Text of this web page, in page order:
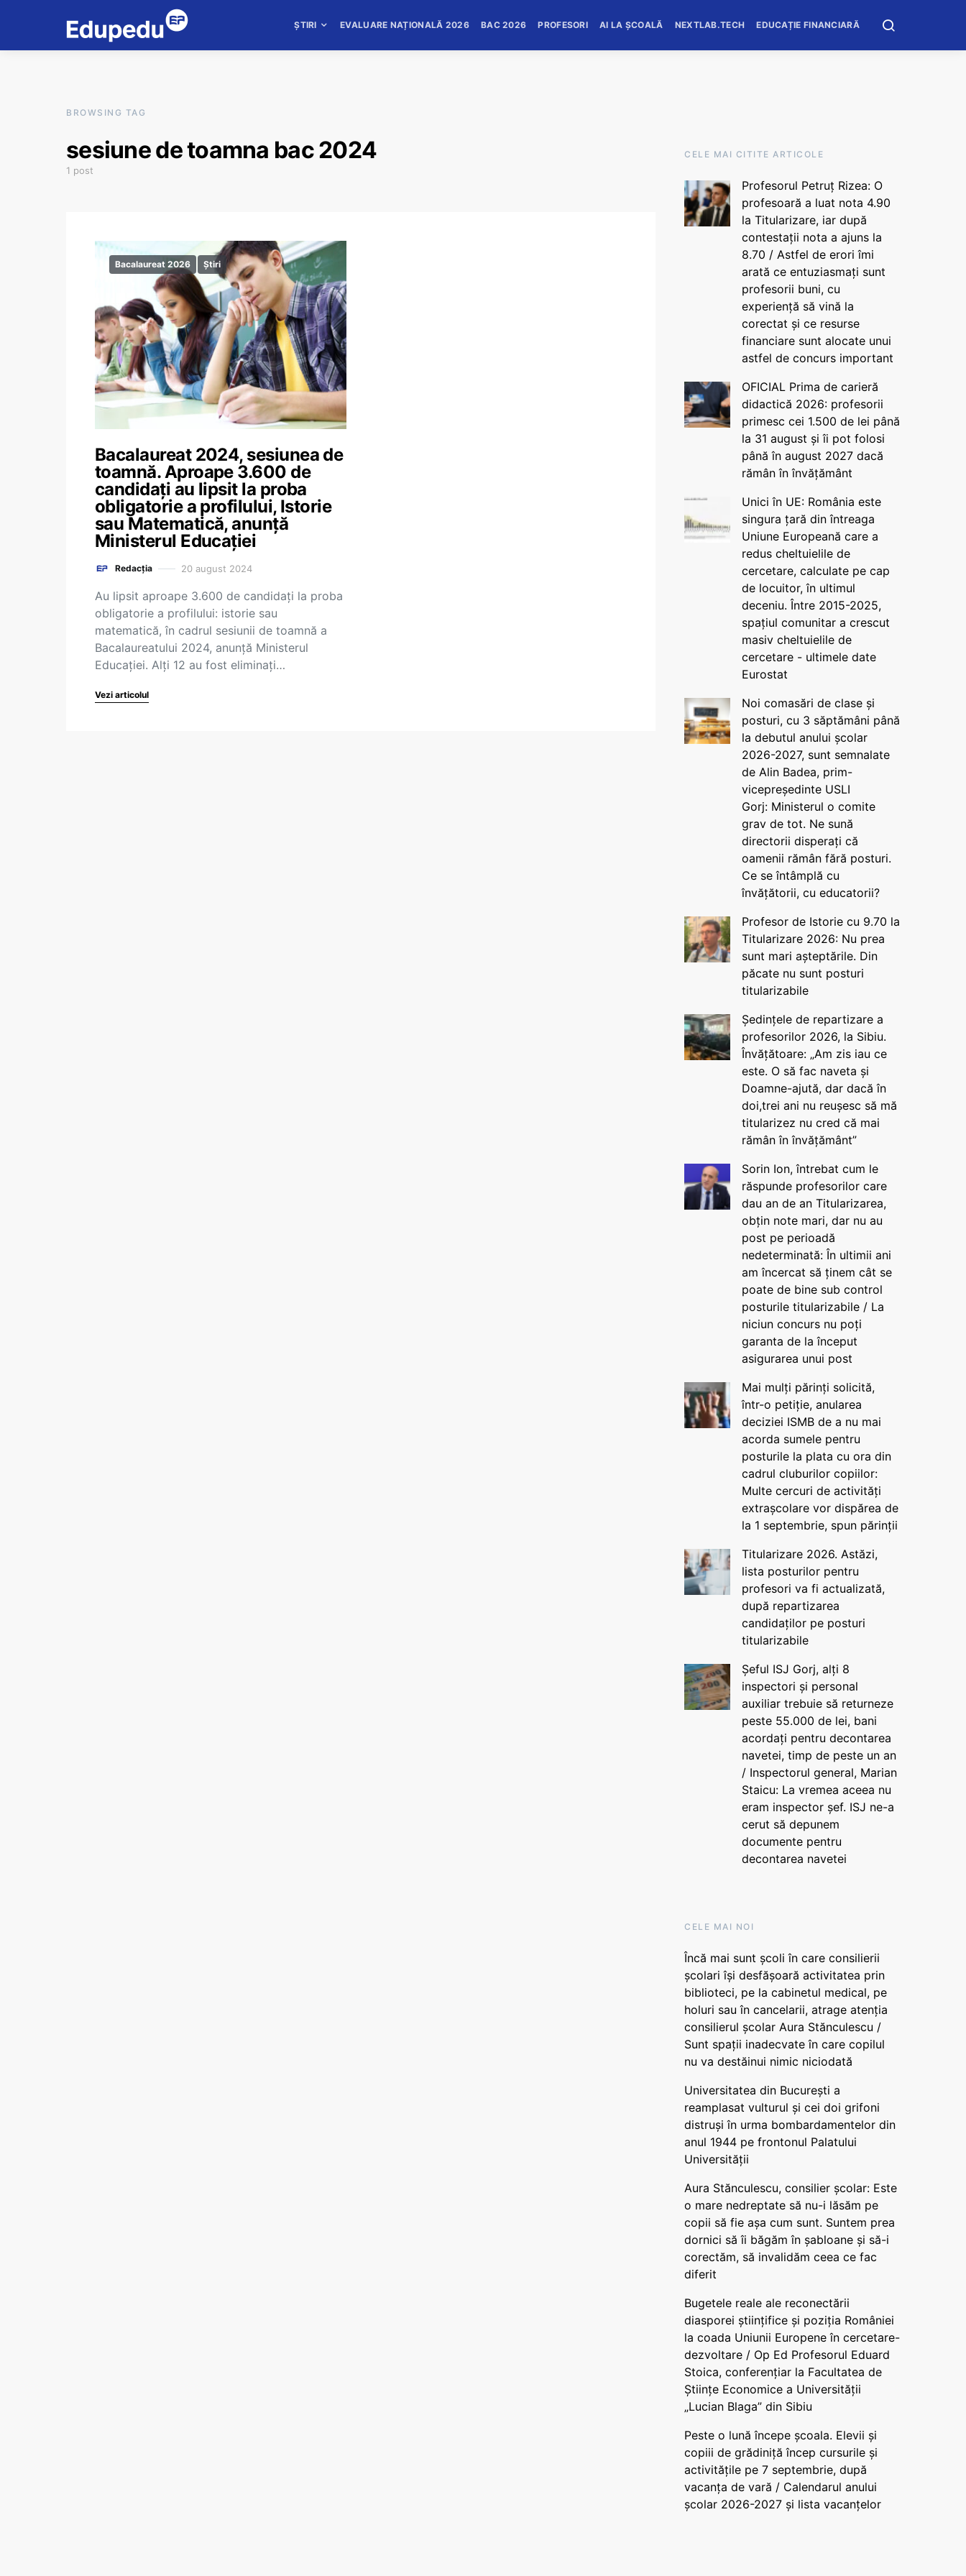
ȘTIRI EVALUARE NAȚIONALĂ 2026 BAC 2026 PROFESORI AI LA ȘCOALĂ NEXTLAB.TECH EDUCAȚIE FINANCIARĂ
BROWSING TAG
sesiune de toamna bac 2024
1 post
Bacalaureat 2026 Știri
Bacalaureat 2024, sesiunea de
toamnă. Aproape 3.600 de
candidați au lipsit la proba
obligatorie a profilului, Istorie
sau Matematică, anunță
Ministerul Educației
Redacția 20 august 2024
Au lipsit aproape 3.600 de candidați la proba
obligatorie a profilului: istorie sau
matematică, în cadrul sesiunii de toamnă a
Bacalaureatului 2024, anunță Ministerul
Educației. Alți 12 au fost eliminați…
Vezi articolul
CELE MAI CITITE ARTICOLE
Profesorul Petruț Rizea: O
profesoară a luat nota 4.90
la Titularizare, iar după
contestații nota a ajuns la
8.70 / Astfel de erori îmi
arată ce entuziasmați sunt
profesorii buni, cu
experiență să vină la
corectat și ce resurse
financiare sunt alocate unui
astfel de concurs important
OFICIAL Prima de carieră
didactică 2026: profesorii
primesc cei 1.500 de lei până
la 31 august și îi pot folosi
până în august 2027 dacă
rămân în învățământ
Unici în UE: România este
singura țară din întreaga
Uniune Europeană care a
redus cheltuielile de
cercetare, calculate pe cap
de locuitor, în ultimul
deceniu. Între 2015-2025,
spațiul comunitar a crescut
masiv cheltuielile de
cercetare - ultimele date
Eurostat
Noi comasări de clase și
posturi, cu 3 săptămâni până
la debutul anului școlar
2026-2027, sunt semnalate
de Alin Badea, prim-
vicepreședinte USLI
Gorj: Ministerul o comite
grav de tot. Ne sună
directorii disperați că
oamenii rămân fără posturi.
Ce se întâmplă cu
învățătorii, cu educatorii?
Profesor de Istorie cu 9.70 la
Titularizare 2026: Nu prea
sunt mari așteptările. Din
păcate nu sunt posturi
titularizabile
Ședințele de repartizare a
profesorilor 2026, la Sibiu.
Învățătoare: „Am zis iau ce
este. O să fac naveta și
Doamne-ajută, dar dacă în
doi,trei ani nu reușesc să mă
titularizez nu cred că mai
rămân în învățământ”
Sorin Ion, întrebat cum le
răspunde profesorilor care
dau an de an Titularizarea,
obțin note mari, dar nu au
post pe perioadă
nedeterminată: În ultimii ani
am încercat să ținem cât se
poate de bine sub control
posturile titularizabile / La
niciun concurs nu poți
garanta de la început
asigurarea unui post
Mai mulți părinți solicită,
într-o petiție, anularea
deciziei ISMB de a nu mai
acorda sumele pentru
posturile la plata cu ora din
cadrul cluburilor copiilor:
Multe cercuri de activități
extrașcolare vor dispărea de
la 1 septembrie, spun părinții
Titularizare 2026. Astăzi,
lista posturilor pentru
profesori va fi actualizată,
după repartizarea
candidaților pe posturi
titularizabile
Șeful ISJ Gorj, alți 8
inspectori și personal
auxiliar trebuie să returneze
peste 55.000 de lei, bani
acordați pentru decontarea
navetei, timp de peste un an
/ Inspectorul general, Marian
Staicu: La vremea aceea nu
eram inspector șef. ISJ ne-a
cerut să depunem
documente pentru
decontarea navetei
CELE MAI NOI
Încă mai sunt școli în care consilierii
școlari își desfășoară activitatea prin
biblioteci, pe la cabinetul medical, pe
holuri sau în cancelarii, atrage atenția
consilierul școlar Aura Stănculescu /
Sunt spații inadecvate în care copilul
nu va destăinui nimic niciodată
Universitatea din București a
reamplasat vulturul și cei doi grifoni
distruși în urma bombardamentelor din
anul 1944 pe frontonul Palatului
Universității
Aura Stănculescu, consilier școlar: Este
o mare nedreptate să nu-i lăsăm pe
copii să fie așa cum sunt. Suntem prea
dornici să îi băgăm în șabloane și să-i
corectăm, să invalidăm ceea ce fac
diferit
Bugetele reale ale reconectării
diasporei științifice și poziția României
la coada Uniunii Europene în cercetare-
dezvoltare / Op Ed Profesorul Eduard
Stoica, conferențiar la Facultatea de
Științe Economice a Universității
„Lucian Blaga” din Sibiu
Peste o lună începe școala. Elevii și
copiii de grădiniță încep cursurile și
activitățile pe 7 septembrie, după
vacanța de vară / Calendarul anului
școlar 2026-2027 și lista vacanțelor